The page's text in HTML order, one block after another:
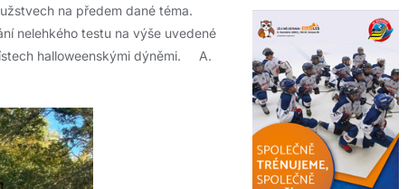
na předem dané téma.
nelehkého testu na výše uvedené
halloweenskými dýněmi. A.